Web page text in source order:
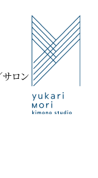
Yukari Mori Kimono Studio
サロン